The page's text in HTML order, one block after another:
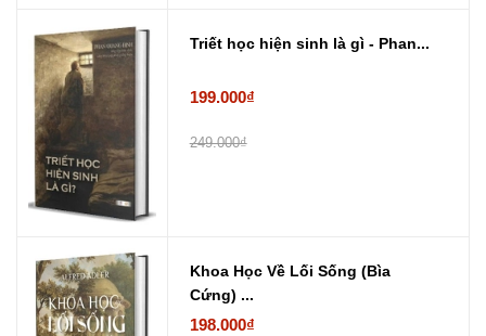
Triết học hiện sinh là gì - Phan...
199.000₫
249.000₫
Khoa Học Về Lối Sống (Bìa
Cứng) ...
198.000₫